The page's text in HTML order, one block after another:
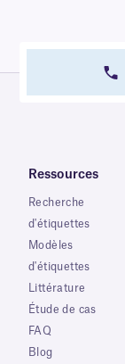
Ressources
Recherche
d'étiquettes
Modèles
d'étiquettes
Littérature
Étude de cas
FAQ
Blog